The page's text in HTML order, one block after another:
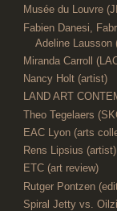
Musée du Louvre
Fabien Danesi,
Adeline Lausson
Miranda Carroll
Nancy Holt (artist)
LAND ART
Theo Tegelaers
EAC Lyon (arts
Rens Lipsius (artist)
ETC (art review)
Rutger Pontzen
Spiral Jetty vs.